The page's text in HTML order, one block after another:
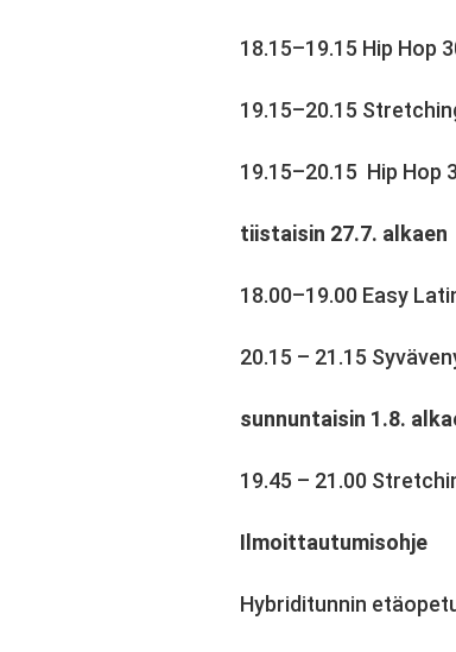
18.15–19.15 Hip Hop
19.15–20.15
19.15–20.15 Hip Hop
tiistaisin 27.7. alkaen
18.00–19.00 Easy
20.15 – 21.15
sunnuntaisin 1.8.
19.45 – 21.00
Ilmoittautumisohje
Hybriditunnin